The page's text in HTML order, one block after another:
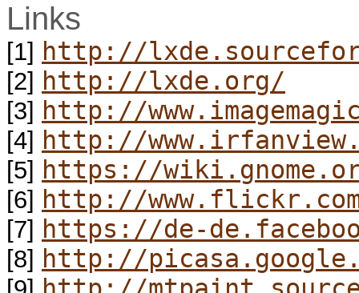
Links
[1] http://
[2] http://lxde.org/
[3] http://
[4] http://
[5] https://
[6] http://
[7] https://de-
[8] http://